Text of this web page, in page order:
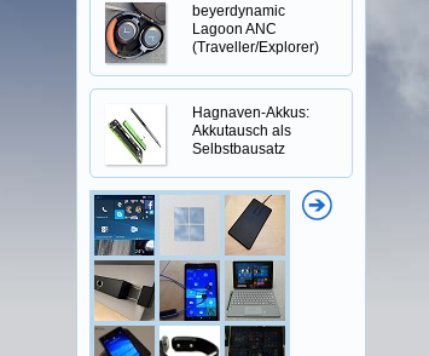
beyerdynamic
Lagoon ANC
(Traveller/Explorer)
Hagnaven-Akkus:
Akkutausch als
Selbstbausatz